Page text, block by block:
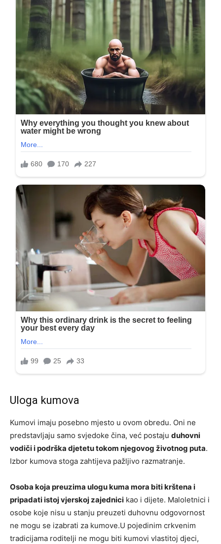
Uloga kumova
Kumovi imaju posebno mjesto u ovom obredu. Oni ne
predstavljaju samo svjedoke čina, već postaju duhovni
vodiči i podrška djetetu tokom njegovog životnog puta.
Izbor kumova stoga zahtijeva pažljivo razmatranje.
Osoba koja preuzima ulogu kuma mora biti krštena i
pripadati istoj vjerskoj zajednici kao i dijete. Maloletnici i
osobe koje nisu u stanju preuzeti duhovnu odgovornost
ne mogu se izabrati za kumove.U pojedinim crkvenim
tradicijama roditelji ne mogu biti kumovi vlastitoj djeci,